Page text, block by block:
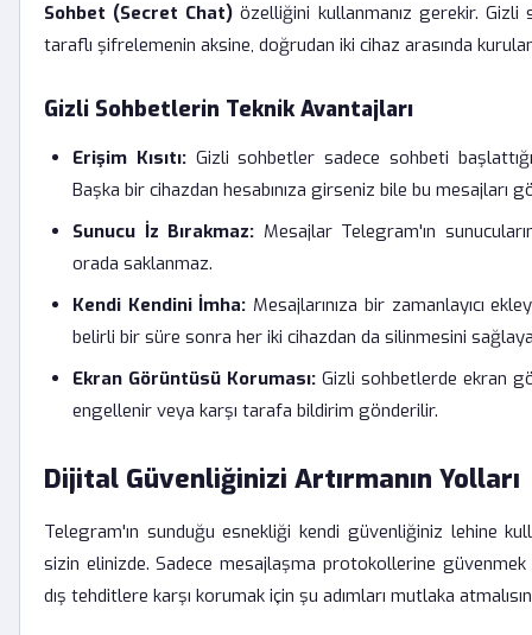
Sohbet (Secret Chat) özelliğini kullanmanız gerekir. Gizli
taraflı şifrelemenin aksine, doğrudan iki cihaz arasında
Gizli Sohbetlerin Teknik Avantajları
Erişim Kısıtı:Gizli sohbetler sadece sohbeti
Başka bir cihazdan hesabınıza girseniz bile bu mesajları
Sunucu İz Bırakmaz: Mesajlar Telegram'ın
orada saklanmaz.
Kendi Kendini İmha: Mesajlarınıza bir zamanlayıcı
belirli bir süre sonra her iki cihazdan da silinmesini
Ekran Görüntüsü Koruması: Gizli sohbetlerde ekran
engellenir veya karşı tarafa bildirim gönderilir.
Dijital Güvenliğinizi Artırmanın Yolları
Telegram'ın sunduğu esnekliği kendi güvenliğiniz lehine
sizin elinizde. Sadece mesajlaşma protokollerine güvenmek
dış tehditlere karşı korumak için şu adımları mutlaka